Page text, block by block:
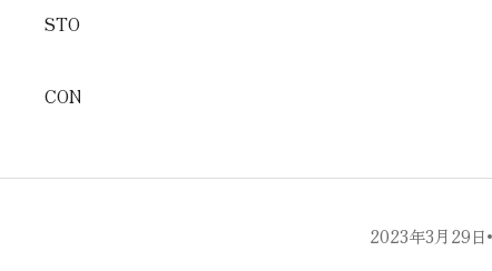
STORE
CONTACT
2023年3月29日